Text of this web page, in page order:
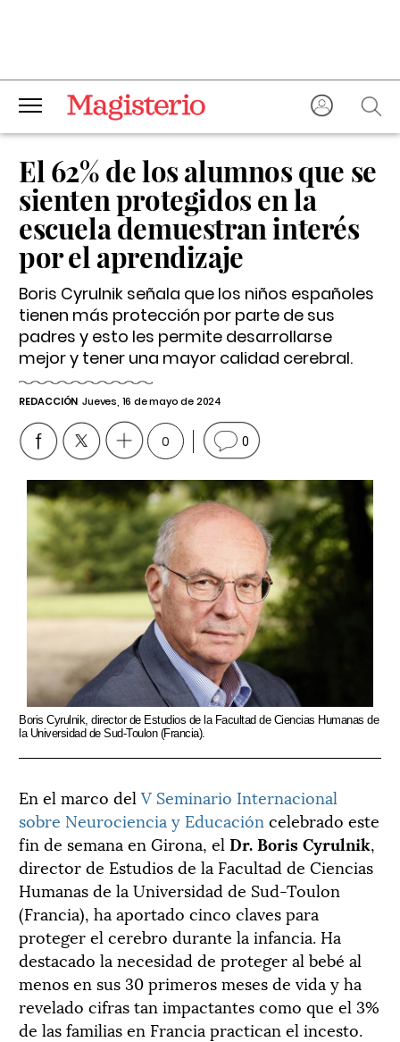
El 62% de los alumnos que se
sienten protegidos en la
escuela demuestran interés
por el aprendizaje
Boris Cyrulnik señala que los niños españoles
tienen más protección por parte de sus
padres y esto les permite desarrollarse
mejor y tener una mayor calidad cerebral.
REDACCIÓN Jueves, 16 de mayo de 2024
0 0
Boris Cyrulnik, director de Estudios de la Facultad de Ciencias Humanas de
la Universidad de Sud-Toulon (Francia).
En el marco del V Seminario Internacional
sobre Neurociencia y Educación celebrado este
fin de semana en Girona, el Dr. Boris Cyrulnik,
director de Estudios de la Facultad de Ciencias
Humanas de la Universidad de Sud-Toulon
(Francia), ha aportado cinco claves para
proteger el cerebro durante la infancia. Ha
destacado la necesidad de proteger al bebé al
menos en sus 30 primeros meses de vida y ha
revelado cifras tan impactantes como que el 3%
de las familias en Francia practican el incesto.